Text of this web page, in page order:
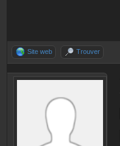
Site web Trouver